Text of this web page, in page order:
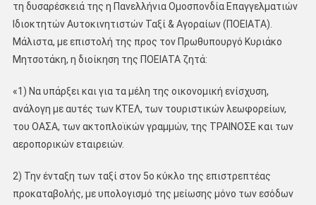
τη δυσαρέσκειά της η Πανελλήνια Ομοσπονδία Επαγγελματιών
Ιδιοκτητών Αυτοκινητιστών Ταξί & Αγοραίων (ΠΟΕΙΑΤΑ).
Μάλιστα, με επιστολή της προς τον Πρωθυπουργό Κυριάκο
Μητσοτάκη, η διοίκηση της ΠΟΕΙΑΤΑ ζητά:
«1) Να υπάρξει και για τα μέλη της οικονομική ενίσχυση,
ανάλογη με αυτές των ΚΤΕΛ, των τουριστικών λεωφορείων,
του ΟΑΣΑ, των ακτοπλοϊκών γραμμών, της ΤΡΑΙΝΟΣΕ και των
αεροπορικών εταιρειών.
2) Την ένταξη των ταξί στον 5ο κύκλο της επιστρεπτέας
προκαταβολής, με υπολογισμό της μείωσης μόνο των εσόδων